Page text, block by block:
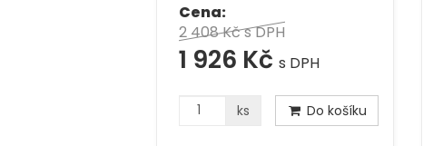
Cena:
2 408 Kčs DPH
1 926 Kč s DPH
ks Do košíku